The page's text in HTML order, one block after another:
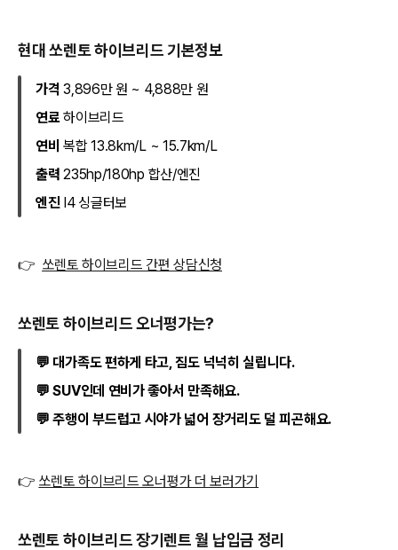
현대 쏘렌토 하이브리드 기본정보
가격 3,896만 원 ~ 4,888만 원
연료하이브리드
연비 복합 13.8km/L ~ 15.7km/L
출력 235hp/180hp 합산/엔진
엔진I4 싱글터보
👉 쏘렌토 하이브리드 간편 상담신청
쏘렌토 하이브리드 오너평가는?
💬 대가족도 편하게 타고, 짐도 넉넉히 실립니다.
💬 SUV인데 연비가 좋아서 만족해요.
💬 주행이 부드럽고 시야가 넓어 장거리도 덜 피곤해요.
👉 쏘렌토 하이브리드 오너평가 더 보러가기
쏘렌토 하이브리드 장기렌트 월 납입금 정리